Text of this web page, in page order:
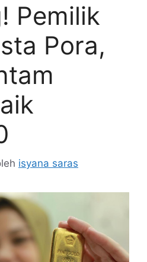
Pemilik
Pora,
isyana saras